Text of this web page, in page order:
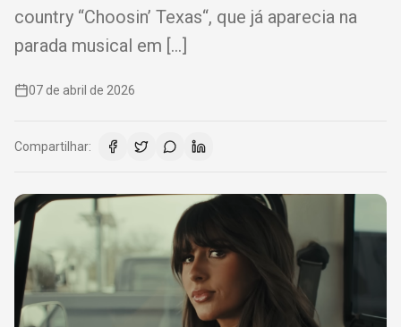
country “Choosin’ Texas“, que já aparecia na
parada musical em […]
07 de abril de 2026
Compartilhar: